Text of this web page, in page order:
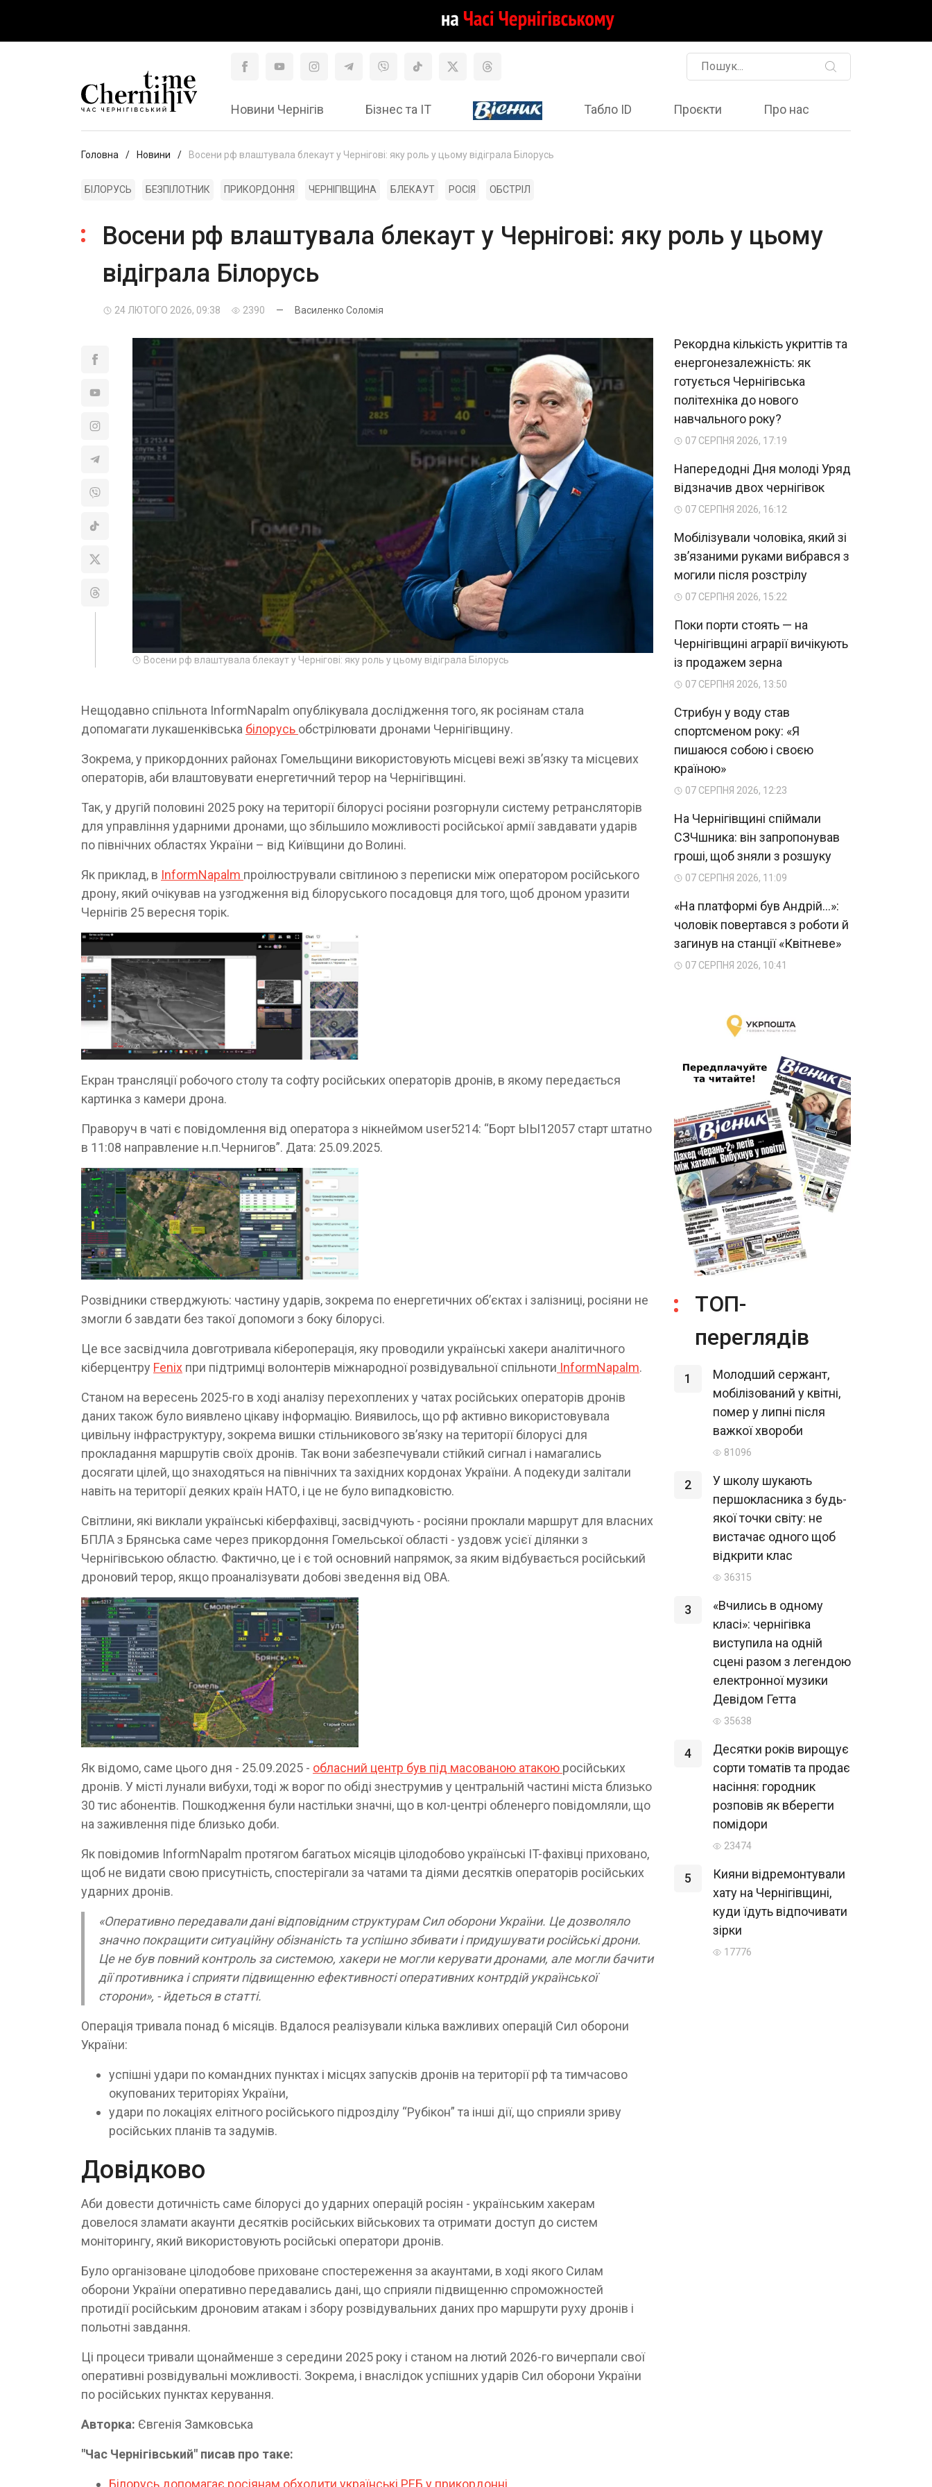
Новини Чернігів Бізнес та ІТ Табло ID Проєкти Про нас
Головна Новини Восени рф влаштувала блекаут у Чернігові: яку роль у цьому відіграла Білорусь
БІЛОРУСЬ БЕЗПІЛОТНИК ПРИКОРДОННЯ ЧЕРНІГІВЩИНА БЛЕКАУТ РОСІЯ ОБСТРІЛ
Восени рф влаштувала блекаут у Чернігові: яку роль у цьому
відіграла Білорусь
24 ЛЮТОГО 2026, 09:38 2390 — Василенко Соломія
Восени рф влаштувала блекаут у Чернігові: яку роль у цьому відіграла Білорусь
Нещодавно спільнота InformNapalm опублікувала дослідження того, як росіянам стала
допомагати лукашенківська білорусь обстрілювати дронами Чернігівщину.
Зокрема, у прикордонних районах Гомельщини використовують місцеві вежі звʼязку та місцевих
операторів, аби влаштовувати енергетичний терор на Чернігівщині.
Так, у другій половині 2025 року на території білорусі росіяни розгорнули систему ретрансляторів
для управління ударними дронами, що збільшило можливості російської армії завдавати ударів
по північних областях України – від Київщини до Волині.
Як приклад, в InformNapalm проілюстрували світлиною з переписки між оператором російського
дрону, який очікував на узгодження від білоруського посадовця для того, щоб дроном уразити
Чернігів 25 вересня торік.
Екран трансляції робочого столу та софту російських операторів дронів, в якому передається
картинка з камери дрона.
Праворуч в чаті є повідомлення від оператора з нікнеймом user5214: “Борт ЫЫ12057 старт штатно
в 11:08 направление н.п.Чернигов”. Дата: 25.09.2025.
Розвідники стверджують: частину ударів, зокрема по енергетичних обʼєктах і залізниці, росіяни не
змогли б завдати без такої допомоги з боку білорусі.
Це все засвідчила довготривала кібероперація, яку проводили українські хакери аналітичного
кіберцентру Fenix при підтримці волонтерів міжнародної розвідувальної спільноти InformNapalm.
Станом на вересень 2025-го в ході аналізу перехоплених у чатах російських операторів дронів
даних також було виявлено цікаву інформацію. Виявилось, що рф активно використовувала
цивільну інфраструктуру, зокрема вишки стільникового зв’язку на території білорусі для
прокладання маршрутів своїх дронів. Так вони забезпечували стійкий сигнал і намагались
досягати цілей, що знаходяться на північних та західних кордонах України. А подекуди залітали
навіть на території деяких країн НАТО, і це не було випадковістю.
Світлини, які виклали українські кіберфахівці, засвідчують - росіяни проклали маршрут для власних
БПЛА з Брянська саме через прикордоння Гомельської області - уздовж усієї ділянки з
Чернігівською областю. Фактично, це і є той основний напрямок, за яким відбувається російський
дроновий терор, якщо проаналізувати добові зведення від ОВА.
Як відомо, саме цього дня - 25.09.2025 - обласний центр був під масованою атакою російських
дронів. У місті лунали вибухи, тоді ж ворог по обіді знеструмив у центральній частині міста близько
30 тис абонентів. Пошкодження були настільки значні, що в кол-центрі обленерго повідомляли, що
на заживлення піде близько доби.
Як повідомив InformNapalm протягом багатьох місяців цілодобово українські IT-фахівці приховано,
щоб не видати свою присутність, спостерігали за чатами та діями десятків операторів російських
ударних дронів.
«Оперативно передавали дані відповідним структурам Сил оборони України. Це дозволяло
значно покращити ситуаційну обізнаність та успішно збивати і придушувати російські дрони.
Це не був повний контроль за системою, хакери не могли керувати дронами, але могли бачити
дії противника і сприяти підвищенню ефективності оперативних контрдій української
сторони», - йдеться в статті.
Операція тривала понад 6 місяців. Вдалося реалізували кілька важливих операцій Сил оборони
України:
успішні удари по командних пунктах і місцях запусків дронів на території рф та тимчасово
окупованих територіях України,
удари по локаціях елітного російського підрозділу “Рубікон” та інші дії, що сприяли зриву
російських планів та задумів.
Довідково
Аби довести дотичність саме білорусі до ударних операцій росіян - українським хакерам
довелося зламати акаунти десятків російських військових та отримати доступ до систем
моніторингу, який використовують російські оператори дронів.
Було організоване цілодобове приховане спостереження за акаунтами, в ході якого Силам
оборони України оперативно передавались дані, що сприяли підвищенню спроможностей
протидії російським дроновим атакам і збору розвідувальних даних про маршрути руху дронів і
польотні завдання.
Ці процеси тривали щонайменше з середини 2025 року і станом на лютий 2026-го вичерпали свої
оперативні розвідувальні можливості. Зокрема, і внаслідок успішних ударів Сил оборони України
по російських пунктах керування.
Авторка: Євгенія Замковська
"Час Чернігівський" писав про таке:
Білорусь допомагає росіянам обходити українські РЕБ у прикордонні
Рекордна кількість укриттів та
енергонезалежність: як
готується Чернігівська
політехніка до нового
навчального року?
07 СЕРПНЯ 2026, 17:19
Напередодні Дня молоді Уряд
відзначив двох чернігівок
07 СЕРПНЯ 2026, 16:12
Мобілізували чоловіка, який зі
зв’язаними руками вибрався з
могили після розстрілу
07 СЕРПНЯ 2026, 15:22
Поки порти стоять — на
Чернігівщині аграрії вичікують
із продажем зерна
07 СЕРПНЯ 2026, 13:50
Стрибун у воду став
спортсменом року: «Я
пишаюся собою і своєю
країною»
07 СЕРПНЯ 2026, 12:23
На Чернігівщині спіймали
СЗЧшника: він запропонував
гроші, щоб зняли з розшуку
07 СЕРПНЯ 2026, 11:09
«На платформі був Андрій...»:
чоловік повертався з роботи й
загинув на станції «Квітневе»
07 СЕРПНЯ 2026, 10:41
ТОП-
переглядів
1
Молодший сержант,
мобілізований у квітні,
помер у липні після
важкої хвороби
81096
2
У школу шукають
першокласника з будь-
якої точки світу: не
вистачає одного щоб
відкрити клас
36315
3
«Вчились в одному
класі»: чернігівка
виступила на одній
сцені разом з легендою
електронної музики
Девідом Гетта
35638
4
Десятки років вирощує
сорти томатів та продає
насіння: городник
розповів як вберегти
помідори
23474
5
Кияни відремонтували
хату на Чернігівщині,
куди їдуть відпочивати
зірки
17776